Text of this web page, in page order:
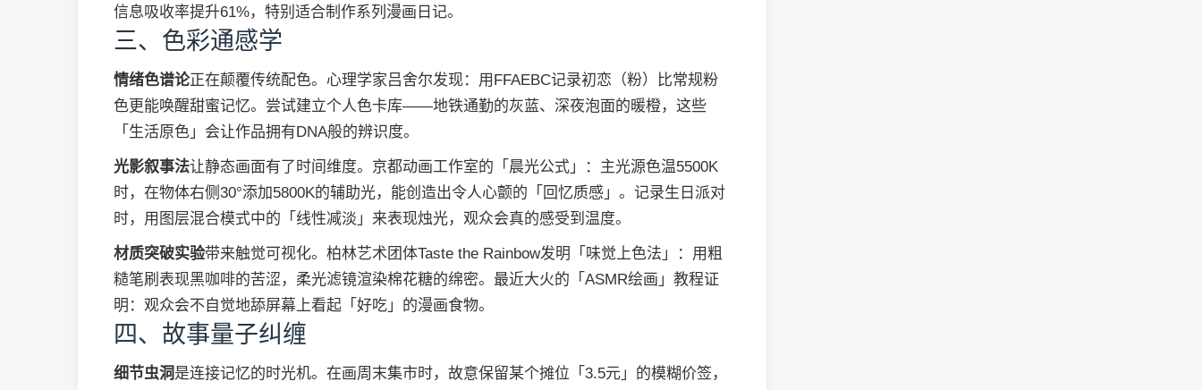
信息吸收率提升61%，特别适合制作系列漫画日记。
三、色彩通感学
情绪色谱论正在颠覆传统配色。心理学家吕舍尔发现：用FFAEBC记录初恋（粉）比常规粉
色更能唤醒甜蜜记忆。尝试建立个人色卡库——地铁通勤的灰蓝、深夜泡面的暖橙，这些
「生活原色」会让作品拥有DNA般的辨识度。
光影叙事法让静态画面有了时间维度。京都动画工作室的「晨光公式」：主光源色温5500K
时，在物体右侧30°添加5800K的辅助光，能创造出令人心颤的「回忆质感」。记录生日派对
时，用图层混合模式中的「线性减淡」来表现烛光，观众会真的感受到温度。
材质突破实验带来触觉可视化。柏林艺术团体Taste the Rainbow发明「味觉上色法」：用粗
糙笔刷表现黑咖啡的苦涩，柔光滤镜渲染棉花糖的绵密。最近大火的「ASMR绘画」教程证
明：观众会不自觉地舔屏幕上看起「好吃」的漫画食物。
四、故事量子纠缠
细节虫洞是连接记忆的时光机。在画周末集市时，故意保留某个摊位「3.5元」的模糊价签，